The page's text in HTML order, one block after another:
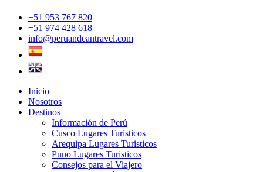
+51 953 767 820
+51 974 428 618
info@peruandeantravel.com
Inicio
Nosotros
Destinos
Información de Perú
Cusco Lugares Turisticos
Arequipa Lugares Turisticos
Puno Lugares Turisticos
Consejos para el Viajero